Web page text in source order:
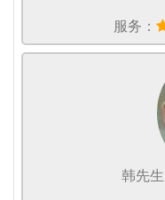
服务：
韩先生